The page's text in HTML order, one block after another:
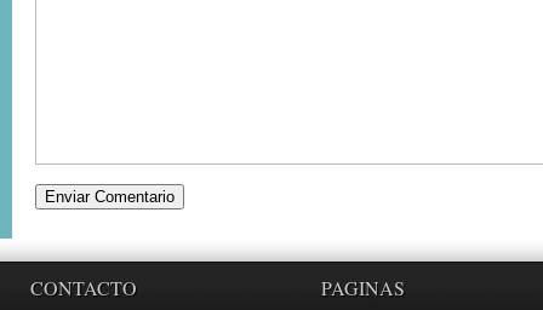
CONTACTO PAGINAS